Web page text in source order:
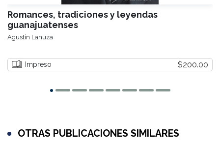
Romances, tradiciones y leyendas
guanajuatenses
Agustín Lanuza
Impreso $200.00
OTRAS PUBLICACIONES SIMILARES